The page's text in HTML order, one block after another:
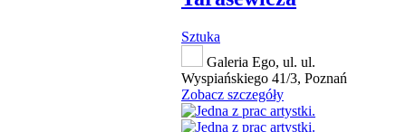
Sztuka
Galeria Ego, ul. ul.
Wyspiańskiego 41/3, Poznań
Zobacz szczegóły